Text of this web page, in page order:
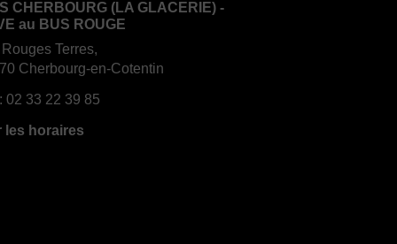
CHERBOURG (LA GLACERIE) -
au BUS ROUGE
Terres,
Cherbourg-en-Cotentin
02 33 22 39 85
les horaires